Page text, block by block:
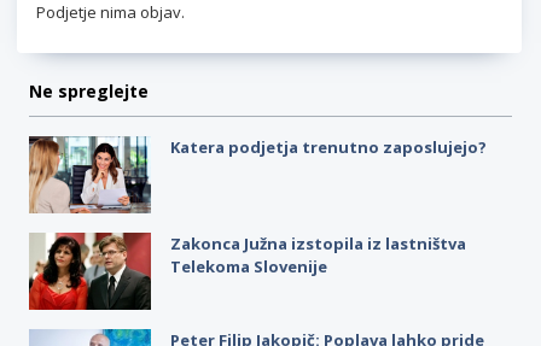
Podjetje nima objav.
Ne spreglejte
Katera podjetja trenutno zaposlujejo?
Zakonca Južna izstopila iz lastništva
Telekoma Slovenije
Peter Filip Jakopič: Poplava lahko pride